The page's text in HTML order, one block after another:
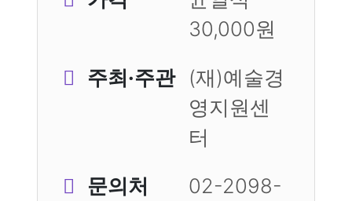
30,000원
주최·주관
(재)예술경
영지원센
터
문의처
02-2098-